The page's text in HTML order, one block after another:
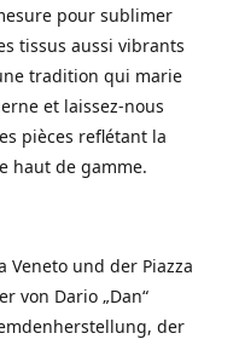
pour sublimer
tissus aussi vibrants
tradition qui marie
et laissez-nous
pièces reflétant la
haut de gamme.
Veneto und der Piazza
von Dario „Dan“
der